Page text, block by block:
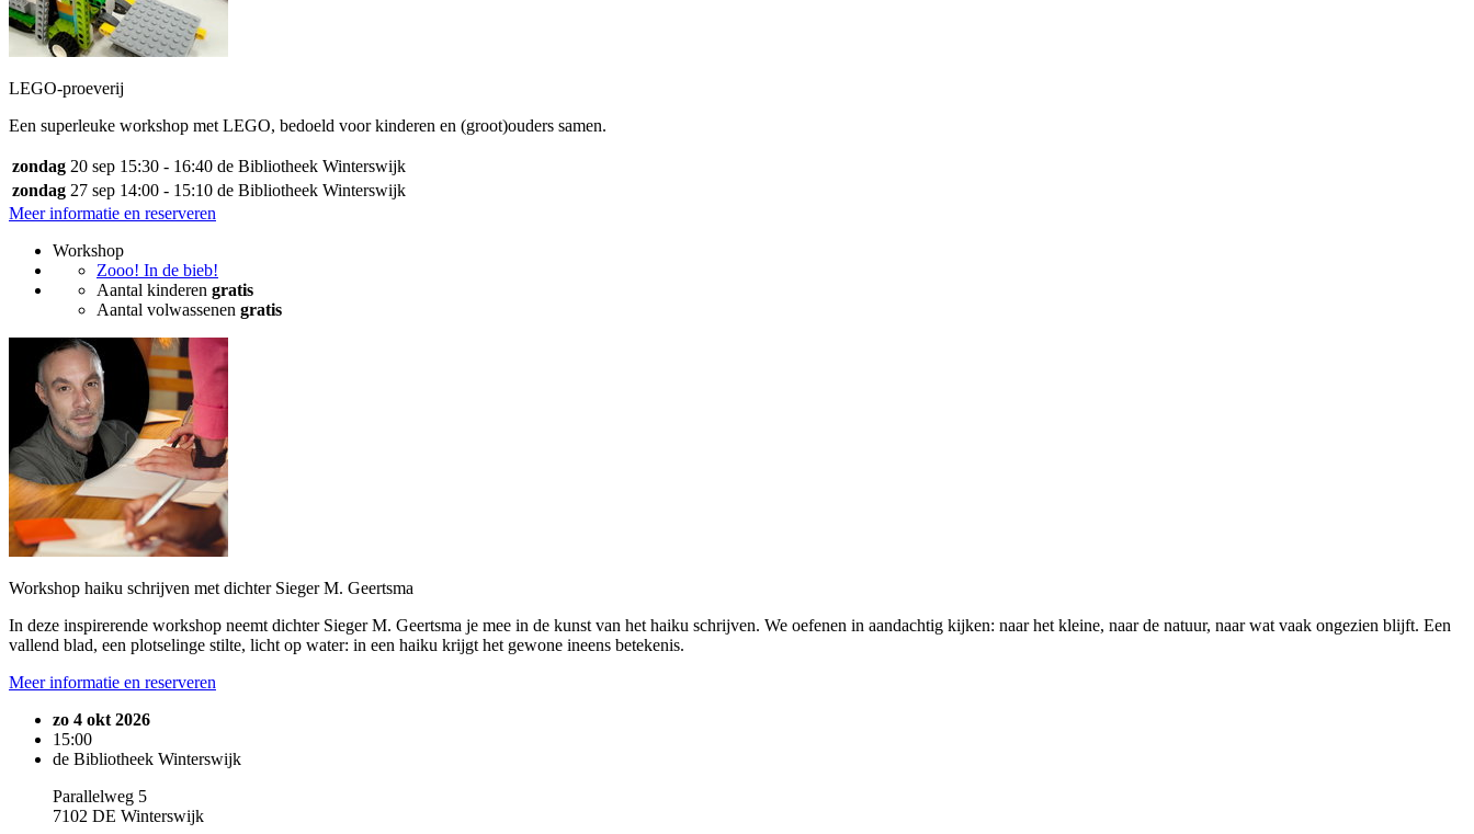
LEGO-proeverij
Een superleuke workshop met LEGO, bedoeld voor kinderen en (groot)ouders samen.
zondag 20 sep 15:30 - 16:40 de Bibliotheek Winterswijk
zondag 27 sep 14:00 - 15:10 de Bibliotheek Winterswijk
Meer informatie en reserveren
Workshop
Zooo! In de bieb!
Aantal kinderen gratis
Aantal volwassenen gratis
Workshop haiku schrijven met dichter Sieger M. Geertsma
In deze inspirerende workshop neemt dichter Sieger M. Geertsma je mee in de kunst van het haiku schrijven. We oefenen in aandachtig kijken: naar het kleine, naar de natuur, naar wat vaak ongezien blijft. Een
vallend blad, een plotselinge stilte, licht op water: in een haiku krijgt het gewone ineens betekenis.
Meer informatie en reserveren
zo 4 okt 2026
15:00
de Bibliotheek Winterswijk
Parallelweg 5
7102 DE Winterswijk